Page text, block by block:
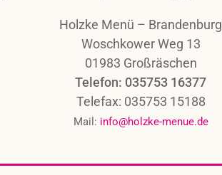
Holzke Menü – Brandenburg
Woschkower Weg 13
01983 Großräschen
Telefon: 035753 16377
Telefax: 035753 15188
Mail: info@holzke-menue.de